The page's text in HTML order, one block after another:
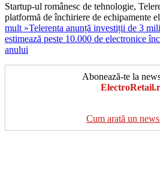
Startup-ul românesc de tehnologie,
platformă de închiriere de echipamente
mult »Telerenta anunță investiții de 3
estimează peste 10.000 de electronice
anului
Abonează-te la
Cum arată un